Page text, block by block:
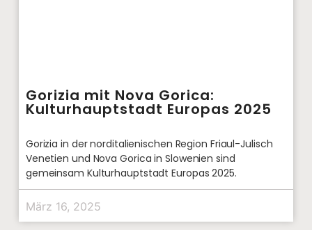
Gorizia mit Nova Gorica:
Kulturhauptstadt Europas 2025
Gorizia in der norditalienischen Region Friaul-Julisch
Venetien und Nova Gorica in Slowenien sind
gemeinsam Kulturhauptstadt Europas 2025.
März 16, 2025